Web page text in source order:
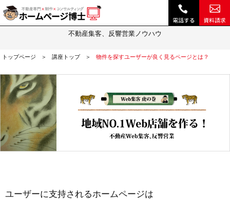
Web集客虎の巻
不動産集客、反響営業ノウハウ
トップページ 講座トップ 物件を探すユーザーが良く見るページとは？
ユーザーに支持されるホームページは